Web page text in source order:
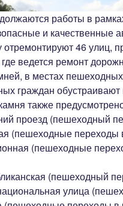
работы в
и качественные
отремонтируют 46 улиц,
ведется ремонт
в местах
граждан обустраивают
также
проезд (пешеходный
(пешеходные
(пешеходные
(пешеходный
улица